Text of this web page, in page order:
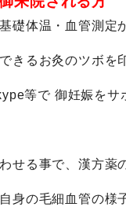
礎体温・血管測定
きるお灸のツボを
等で 御妊娠をサ
せる事で、漢方薬
身の毛細血管の様